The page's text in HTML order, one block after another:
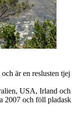
är en reslusten tjej
USA, Irland och
2007 och föll pladask